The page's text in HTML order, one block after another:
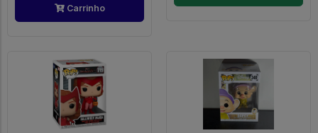
Carrinho